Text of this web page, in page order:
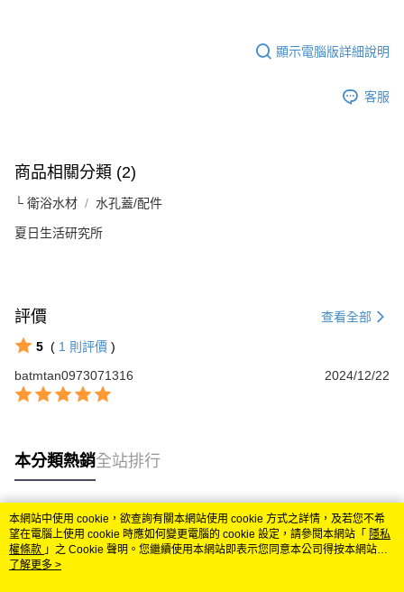
顯示電腦版詳細說明
客服
商品相關分類 (2)
└ 衛浴水材 水孔蓋/配件
夏日生活研究所
評價 查看全部
5 ( 1 則評價 )
batmtan0973071316
2024/12/22
本分類熱銷全站排行
熱門標籤
本網站中使用 cookie，欲查詢有關本網站使用 cookie 方式之詳情，及若您不希
望在電腦上使用 cookie 時應如何變更電腦的 cookie 設定，請參閱本網站「 隱私
權條款 」之 Cookie 聲明。您繼續使用本網站即表示您同意本公司得按本網站使
用條款之 Cookie 聲明使用 cookie。
了解更多 >